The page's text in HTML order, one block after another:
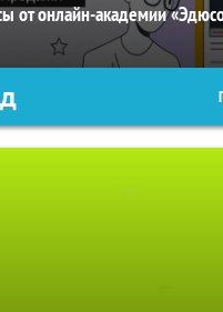
от онлайн-академии